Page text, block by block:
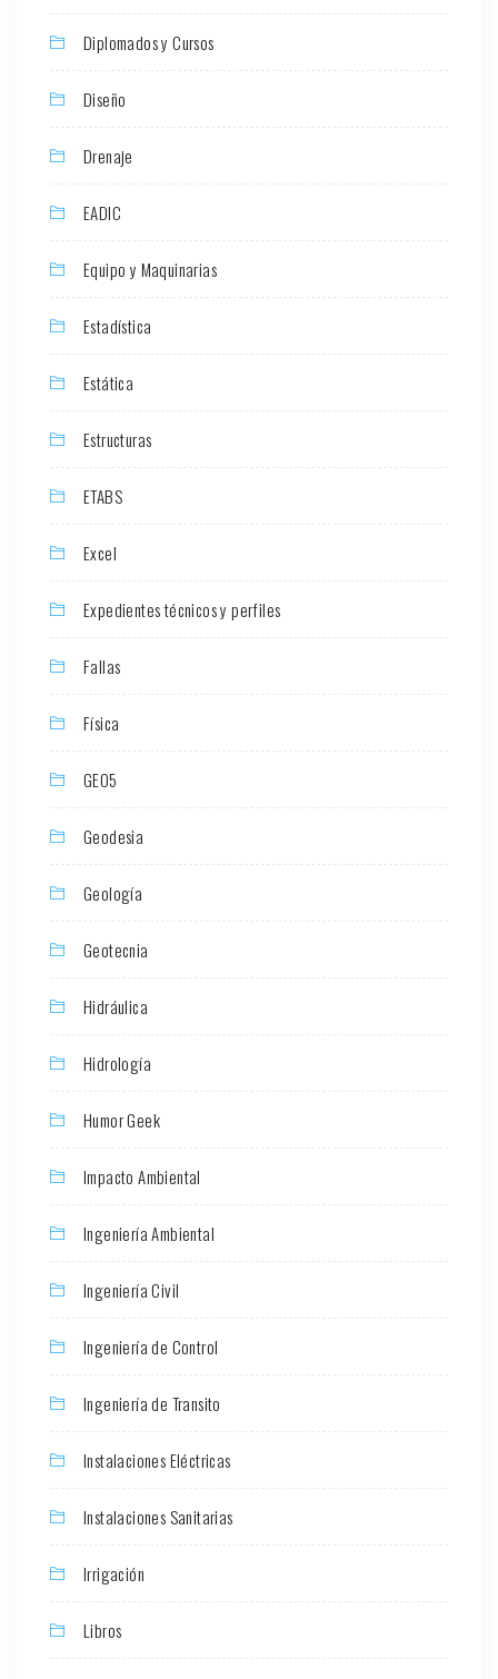
Diplomados y Cursos
Diseño
Drenaje
EADIC
Equipo y Maquinarias
Estadística
Estática
Estructuras
ETABS
Excel
Expedientes técnicos y perfiles
Fallas
Física
GEO5
Geodesia
Geología
Geotecnia
Hidráulica
Hidrología
Humor Geek
Impacto Ambiental
Ingeniería Ambiental
Ingeniería Civil
Ingeniería de Control
Ingeniería de Transito
Instalaciones Eléctricas
Instalaciones Sanitarias
Irrigación
Libros